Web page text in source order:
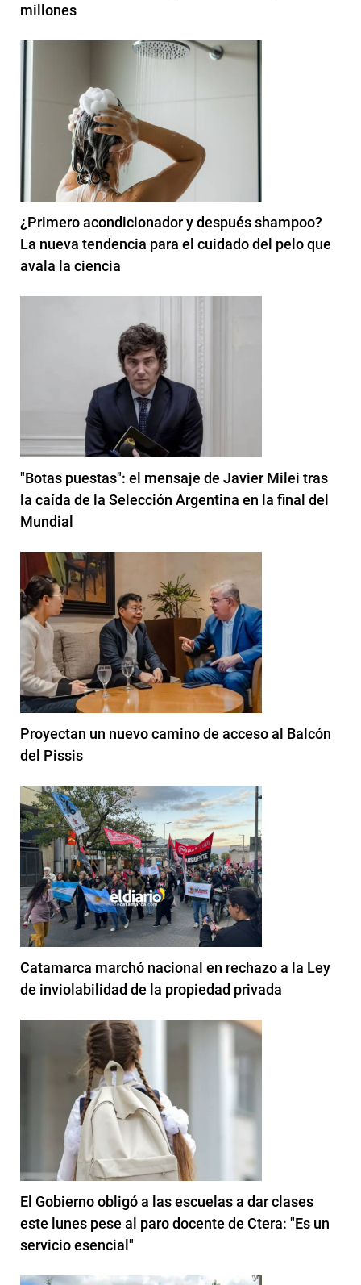
millones
¿Primero acondicionador y después shampoo?
La nueva tendencia para el cuidado del pelo que
avala la ciencia
"Botas puestas": el mensaje de Javier Milei tras
la caída de la Selección Argentina en la final del
Mundial
Proyectan un nuevo camino de acceso al Balcón
del Pissis
Catamarca marchó nacional en rechazo a la Ley
de inviolabilidad de la propiedad privada
El Gobierno obligó a las escuelas a dar clases
este lunes pese al paro docente de Ctera: "Es un
servicio esencial"